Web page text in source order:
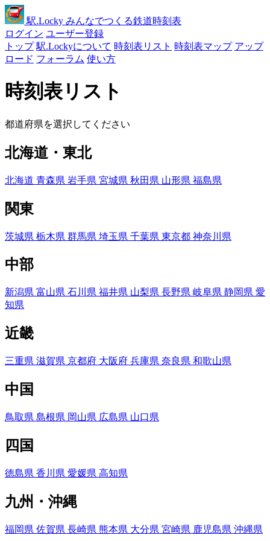
駅.Locky みんなでつくる鉄道時刻表
ログイン ユーザー登録
トップ 駅.Lockyについて 時刻表リスト 時刻表マップ アップ
ロード フォーラム 使い方
時刻表リスト
都道府県を選択してください
北海道・東北
北海道 青森県 岩手県 宮城県 秋田県 山形県 福島県
関東
茨城県 栃木県 群馬県 埼玉県 千葉県 東京都 神奈川県
中部
新潟県 富山県 石川県 福井県 山梨県 長野県 岐阜県 静岡県 愛
知県
近畿
三重県 滋賀県 京都府 大阪府 兵庫県 奈良県 和歌山県
中国
鳥取県 島根県 岡山県 広島県 山口県
四国
徳島県 香川県 愛媛県 高知県
九州・沖縄
福岡県 佐賀県 長崎県 熊本県 大分県 宮崎県 鹿児島県 沖縄県